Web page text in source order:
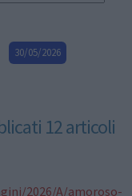
30/05/2026
12 articoli